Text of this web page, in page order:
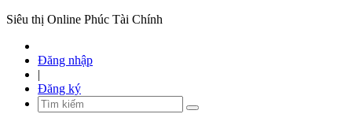
Siêu thị Online Phúc Tài Chính
Đăng nhập
|
Đăng ký